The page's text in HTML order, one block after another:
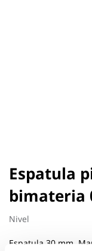
Espatula
bimateria
Nivel
Espatula 30 mm.
Saltar
al
comienzo
de
la
de